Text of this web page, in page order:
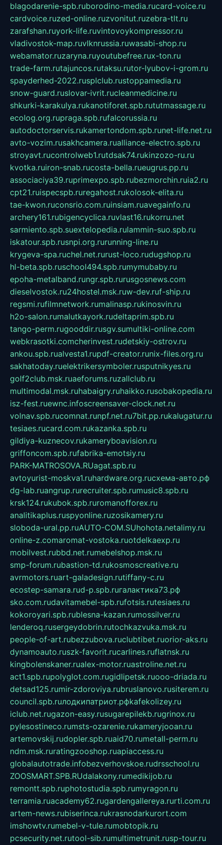
blagodarenie-spb.ruborodino-media.rucard-voice.ru
cardvoice.ruzed-online.ruzvonitut.ruzebra-tlt.ru
zarafshan.ruyork-life.ruvintovoykompressor.ru
vladivostok-map.ruvlknrussia.ruwasabi-shop.ru
webamator.ruzaryna.ruyoutubefree.rux-ton.ru
trade-farm.rutajuncos.rutaksu.rutor-lyubov-i-grom.ru
spayderhed-2022.rusplclub.rustoppamedia.ru
snow-guard.ruslovar-ivrit.rucleanmedicine.ru
shkurki-karakulya.rukanotiforet.spb.rututmassage.ru
ecolog.org.rupraga.spb.rufalcorussia.ru
autodoctorservis.rukamertondom.spb.runet-life.net.ru
avto-vozim.rusakhcamera.rualliance-electro.spb.ru
stroyavt.rucontrolweb1.rutdsak74.rukinzozo-ru.ru
kvotka.ruiron-snab.rucosta-bella.rueugrus.pp.ru
associaciya39.ruprimexpo.spb.rubezmorchin.ruia2.ru
cpt21.ruispecspb.ruregahost.rukolosok-elita.ru
tae-kwon.ruconsrio.com.ruinsiam.ruavegainfo.ru
archery161.rubigencyclica.ruvlast16.rukorru.net
sarmiento.spb.suextelopedia.rulammin-suo.spb.ru
iskatour.spb.rusnpi.org.rurunning-line.ru
krygeva-spa.ruchel.net.rurust-loco.rudugshop.ru
hl-beta.spb.ruschool494.spb.rumymubaby.ru
epoha-metalband.rungr.spb.rurusgosnews.com
dieselvostok.ru24hostel.msk.ruw-dev.ruf-ship.ru
regsmi.rufilmnetwork.rumalinasp.rukinosvin.ru
h2o-salon.rumalutkayork.rudeltaprim.spb.ru
tango-perm.rugooddir.rusgv.sumultiki-online.com
webkrasotki.comcherinvest.rudetskiy-ostrov.ru
ankou.spb.rualvesta1.rupdf-creator.runix-files.org.ru
sakhatoday.ruelektrikersymboler.rusputnikyes.ru
golf2club.msk.ruaeforums.ruzallclub.ru
multimodal.msk.ruhabaigry.ruhaikko.rusobakopedia.ru
isz-fest.ruewnc.infoscreensaver-clock.net.ru
volnav.spb.rucomnat.runpf.net.ru7bit.pp.rukalugatur.ru
tesiaes.rucard.com.rukazanka.spb.ru
gildiya-kuznecov.rukameryboavision.ru
griffoncom.spb.rufabrika-emotsiy.ru
PARK-MATROSOVA.RUagat.spb.ru
avtoyurist-moskva1.ruhardware.org.ruсхема-авто.рф
dg-lab.ruangrup.rurecruiter.spb.rumusic8.spb.ru
krsk124.rukubok.spb.ruromanofforex.ru
analitikaplus.ruspyonline.ruzosikamery.ru
sloboda-ural.pp.ruAUTO-COM.SUhohota.netalimy.ru
online-z.comaromat-vostoka.ruotdelkaexp.ru
mobilvest.rubbd.net.rumebelshop.msk.ru
smp-forum.rubastion-td.rukosmoscreative.ru
avrmotors.ruart-galadesign.rutiffany-c.ru
ecostep-samara.rud-p.spb.ruгалактика73.рф
sko.com.rudavitamebel-spb.rufotsis.rutesiaes.ru
kokoroyari.spb.rublesna-kazan.rumossilver.ru
lenderoq.rusergeydobrin.rutochkazvuka.msk.ru
people-of-art.rubezzubova.ruclubtibet.ruorior-aks.ru
dynamoauto.ruszk-favorit.rucarlines.ruflatnsk.ru
kingbolenskaner.rualex-motor.ruastroline.net.ru
act1.spb.rupolyglot.com.rugidlipetsk.ruooo-driada.ru
detsad125.rumir-zdoroviya.rubruslanovo.rusiterem.ru
council.spb.ruлодкипатриот.рфkafekolizey.ru
iclub.net.rugazon-easy.rusugarepilekb.rugrinox.ru
pylesostineco.rumsts-ozarenie.rukameryjooan.ru
artemovskij.rudopler.spb.ruaid70.rumetall-perm.ru
ndm.msk.ruratingzooshop.ruapiaccess.ru
globalautotrade.infobezverhovskoe.rudrsschool.ru
ZOOSMART.SPB.RUdalakony.rumedikijob.ru
remontt.spb.ruphotostudia.spb.rumyragon.ru
terramia.ruacademy62.rugardengallereya.rurti.com.ru
artem-news.rubiserinca.rukrasnodarkurort.com
imshowtv.rumebel-v-tule.rumobtopik.ru
pcsecurity.net.rutool-sib.rumultimetrunit.rusp-tour.ru